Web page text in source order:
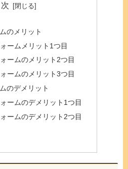
次
のメリット
ームメリット1つ目
ームのメリット2つ目
ームのメリット3つ目
のデメリット
ームのデメリット1つ目
ームのデメリット2つ目